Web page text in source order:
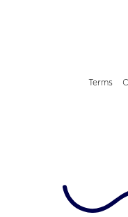
Terms